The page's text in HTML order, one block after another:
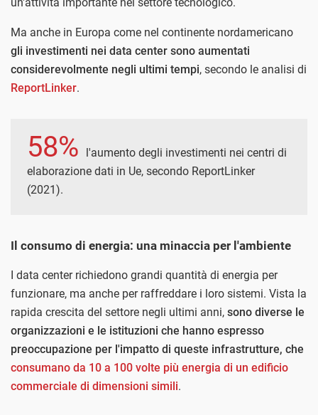
Ma anche in Europa come nel continente nordamericano
gli investimenti nei data center sono aumentati
considerevolmente negli ultimi tempi, secondo le analisi di
ReportLinker.
58%
l'aumento degli investimenti nei centri di
elaborazione dati in Ue, secondo ReportLinker
(2021).
Il consumo di energia: una minaccia per l'ambiente
I data center richiedono grandi quantità di energia per
funzionare, ma anche per raffreddare i loro sistemi. Vista la
rapida crescita del settore negli ultimi anni, sono diverse le
organizzazioni e le istituzioni che hanno espresso
preoccupazione per l'impatto di queste infrastrutture, che
consumano da 10 a 100 volte più energia di un edificio
commerciale di dimensioni simili.